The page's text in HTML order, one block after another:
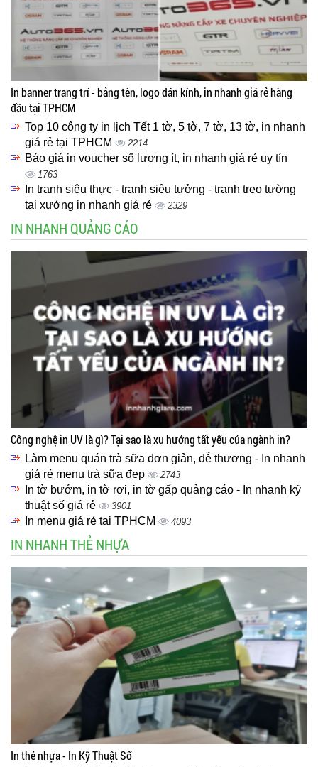
In banner trang trí - bảng tên, logo dán kính, in nhanh giá rẻ hàng
đầu tại TPHCM
Top 10 công ty in lịch Tết 1 tờ, 5 tờ, 7 tờ, 13 tờ, in nhanh
giá rẻ tại TPHCM
2214
Báo giá in voucher số lượng ít, in nhanh giá rẻ uy tín
1763
In tranh siêu thực - tranh siêu tưởng - tranh treo tường
tại xưởng in nhanh giá rẻ
2329
IN NHANH QUẢNG CÁO
Công nghệ in UV là gì? Tại sao là xu hướng tất yếu của ngành in?
Làm menu quán trà sữa đơn giản, dễ thương - In nhanh
giá rẻ menu trà sữa đẹp
2743
In tờ bướm, in tờ rơi, in tờ gấp quảng cáo - In nhanh kỹ
thuật số giá rẻ
3901
In menu giá rẻ tại TPHCM 4093
IN NHANH THẺ NHỰA
In thẻ nhựa - In Kỹ Thuật Số